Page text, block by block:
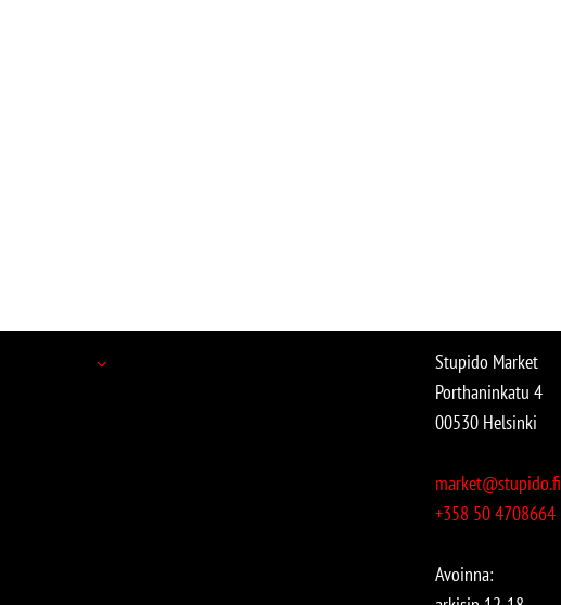
Stupido Market
Porthaninkatu 4
00530 Helsinki
market@stupido.fi
+358 50 4708664
Avoinna: